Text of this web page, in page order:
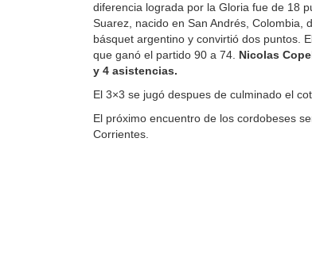
diferencia lograda por la Gloria fue de 18
Suarez, nacido en San Andrés, Colombia,
básquet argentino y convirtió dos puntos.
que ganó el partido 90 a 74. Nicolas
y 4 asistencias.
El 3×3 se jugó despues de culminado el
El próximo encuentro de los cordobeses
Corrientes.